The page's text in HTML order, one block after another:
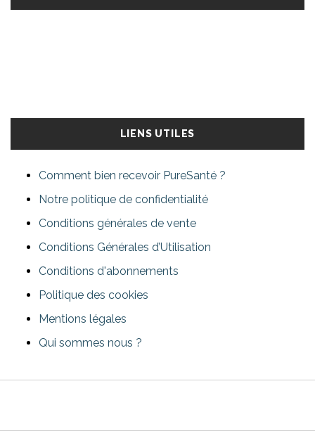
LIENS UTILES
Comment bien recevoir PureSanté ?
Notre politique de confidentialité
Conditions générales de vente
Conditions Générales d’Utilisation
Conditions d'abonnements
Politique des cookies
Mentions légales
Qui sommes nous ?